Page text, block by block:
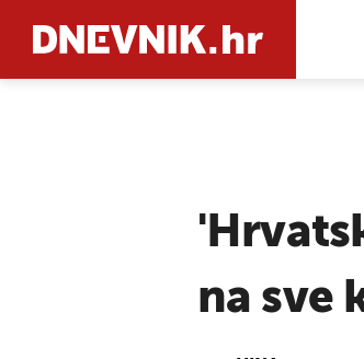
na sve